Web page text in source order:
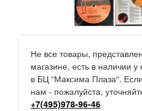
Не все товары,
магазине, есть в наличии
в БЦ “Максима Плаза“.
нам - пожалуйста,
+7(495)978-96-46